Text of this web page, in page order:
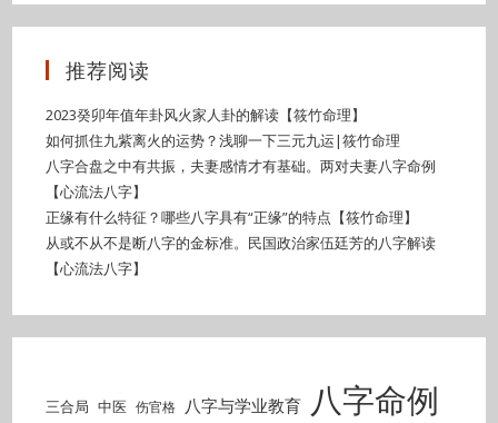
推荐阅读
2023癸卯年值年卦风火家人卦的解读【筱竹命理】
如何抓住九紫离火的运势？浅聊一下三元九运|筱竹命理
八字合盘之中有共振，夫妻感情才有基础。两对夫妻八字命例
【心流法八字】
正缘有什么特征？哪些八字具有“正缘”的特点【筱竹命理】
从或不从不是断八字的金标准。民国政治家伍廷芳的八字解读
【心流法八字】
三合局 中医 伤官格 八字与学业教育 八字命例